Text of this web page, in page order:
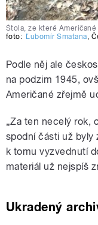
Štola, ze které
foto: Ľubomír Smatana,
Podle něj ale
na podzim 1945,
Američané zřejmě
„Za ten necelý rok,
spodní části už byly
k tomu vyzvednutí
materiál už nejspíš
Ukradený